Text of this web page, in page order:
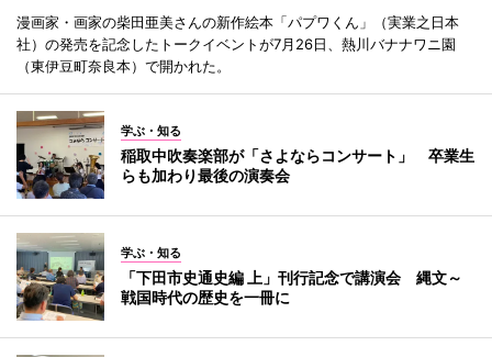
漫画家・画家の柴田亜美さんの新作絵本「パプワくん」（実業之日本
社）の発売を記念したトークイベントが7月26日、熱川バナナワニ園
（東伊豆町奈良本）で開かれた。
学ぶ・知る
稲取中吹奏楽部が「さよならコンサート」 卒業生
らも加わり最後の演奏会
学ぶ・知る
「下田市史通史編 上」刊行記念で講演会 縄文～
戦国時代の歴史を一冊に